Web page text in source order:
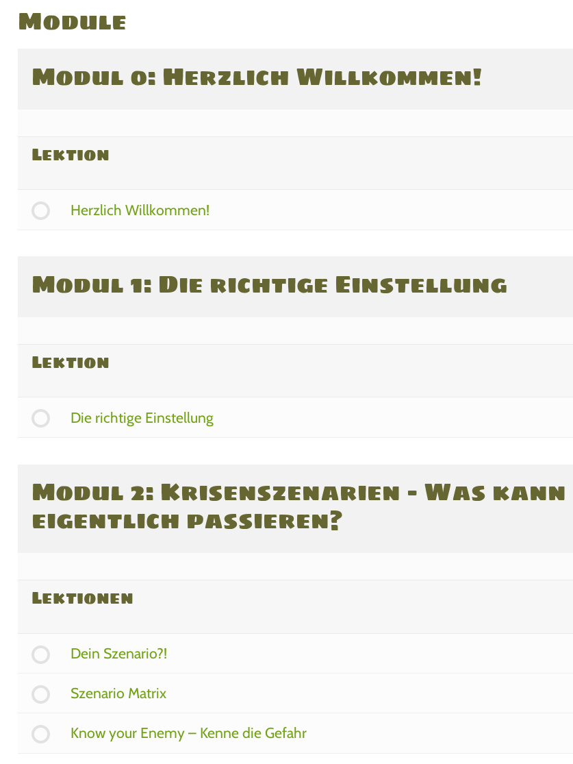
Module
Modul 0: Herzlich Willkommen!
Lektion
Herzlich Willkommen!
Modul 1: Die richtige Einstellung
Lektion
Die richtige Einstellung
Modul 2: Krisenszenarien – Was kann
eigentlich passieren?
Lektionen
Dein Szenario?!
Szenario Matrix
Know your Enemy – Kenne die Gefahr